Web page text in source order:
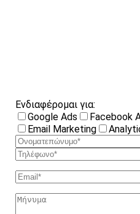
Ενδιαφέρομαι για:
Google Ads
Facebook
Email Marketing